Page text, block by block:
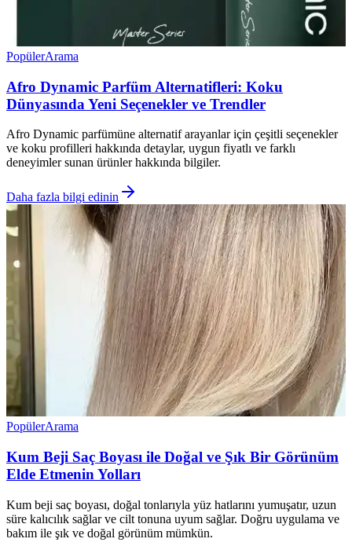
PopülerArama
Afro Dynamic Parfüm Alternatifleri: Koku
Dünyasında Yeni Seçenekler ve Trendler
Afro Dynamic parfümüne alternatif arayanlar için çeşitli seçenekler
ve koku profilleri hakkında detaylar, uygun fiyatlı ve farklı
deneyimler sunan ürünler hakkında bilgiler.
Daha fazla bilgi edinin
PopülerArama
Kum Beji Saç Boyası ile Doğal ve Şık Bir Görünüm
Elde Etmenin Yolları
Kum beji saç boyası, doğal tonlarıyla yüz hatlarını yumuşatır, uzun
süre kalıcılık sağlar ve cilt tonuna uyum sağlar. Doğru uygulama ve
bakım ile şık ve doğal görünüm mümkün.